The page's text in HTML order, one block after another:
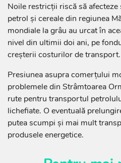
Noile restricții riscă să
petrol și cereale din regiunea
mondiale la grâu au urcat în
nivel din ultimii doi ani, pe
creșterii costurilor de transport.
Presiunea asupra comerțului
problemele din Strâmtoarea
rute pentru transportul
lichefiate. O eventuală
putea scumpi și mai mult
produsele energetice.